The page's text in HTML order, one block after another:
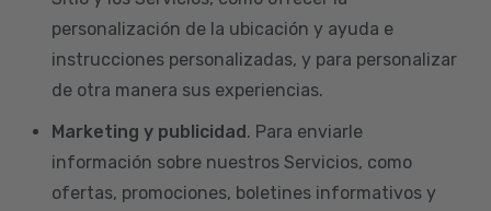
personalización de la ubicación y ayuda e
instrucciones personalizadas, y para personalizar
de otra manera sus experiencias.
Marketing y publicidad. Para enviarle
información sobre nuestros Servicios, como
ofertas, promociones, boletines informativos y